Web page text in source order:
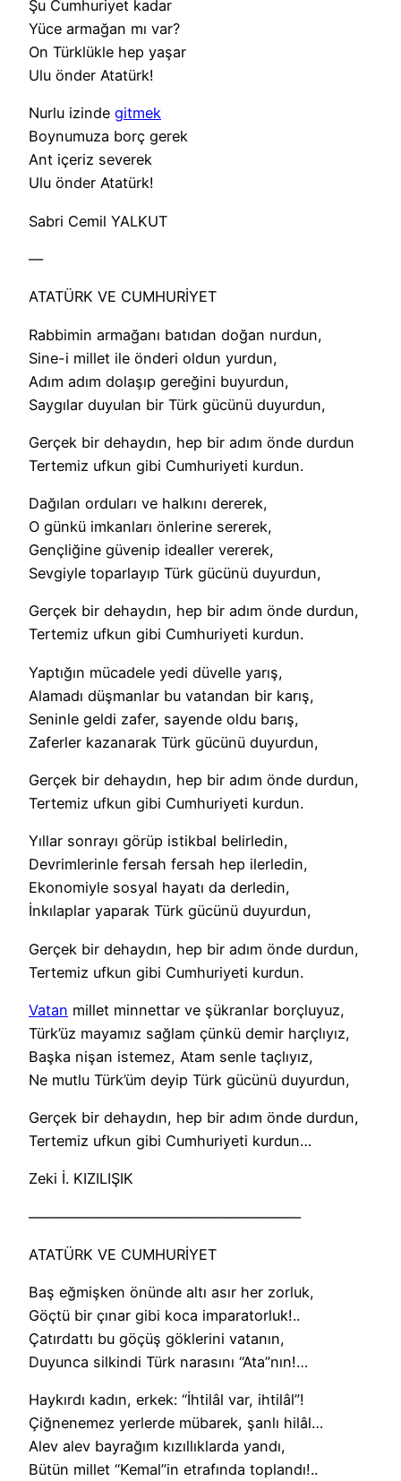
Şu Cumhuriyet kadar
Yüce armağan mı var?
On Türklükle hep yaşar
Ulu önder Atatürk!
Nurlu izinde gitmek
Boynumuza borç gerek
Ant içeriz severek
Ulu önder Atatürk!
Sabri Cemil YALKUT
—
ATATÜRK VE CUMHURİYET
Rabbimin armağanı batıdan doğan nurdun,
Sine-i millet ile önderi oldun yurdun,
Adım adım dolaşıp gereğini buyurdun,
Saygılar duyulan bir Türk gücünü duyurdun,
Gerçek bir dehaydın, hep bir adım önde durdun
Tertemiz ufkun gibi Cumhuriyeti kurdun.
Dağılan orduları ve halkını dererek,
O günkü imkanları önlerine sererek,
Gençliğine güvenip idealler vererek,
Sevgiyle toparlayıp Türk gücünü duyurdun,
Gerçek bir dehaydın, hep bir adım önde durdun,
Tertemiz ufkun gibi Cumhuriyeti kurdun.
Yaptığın mücadele yedi düvelle yarış,
Alamadı düşmanlar bu vatandan bir karış,
Seninle geldi zafer, sayende oldu barış,
Zaferler kazanarak Türk gücünü duyurdun,
Gerçek bir dehaydın, hep bir adım önde durdun,
Tertemiz ufkun gibi Cumhuriyeti kurdun.
Yıllar sonrayı görüp istikbal belirledin,
Devrimlerinle fersah fersah hep ilerledin,
Ekonomiyle sosyal hayatı da derledin,
İnkılaplar yaparak Türk gücünü duyurdun,
Gerçek bir dehaydın, hep bir adım önde durdun,
Tertemiz ufkun gibi Cumhuriyeti kurdun.
Vatan millet minnettar ve şükranlar borçluyuz,
Türk’üz mayamız sağlam çünkü demir harçlıyız,
Başka nişan istemez, Atam senle taçlıyız,
Ne mutlu Türk’üm deyip Türk gücünü duyurdun,
Gerçek bir dehaydın, hep bir adım önde durdun,
Tertemiz ufkun gibi Cumhuriyeti kurdun…
Zeki İ. KIZILIŞIK
———————————————————
ATATÜRK VE CUMHURİYET
Baş eğmişken önünde altı asır her zorluk,
Göçtü bir çınar gibi koca imparatorluk!..
Çatırdattı bu göçüş göklerini vatanın,
Duyunca silkindi Türk narasını “Ata”nın!…
Haykırdı kadın, erkek: “İhtilâl var, ihtilâl”!
Çiğnenemez yerlerde mübarek, şanlı hilâl…
Alev alev bayrağım kızıllıklarda yandı,
Bütün millet “Kemal”in etrafında toplandı!..